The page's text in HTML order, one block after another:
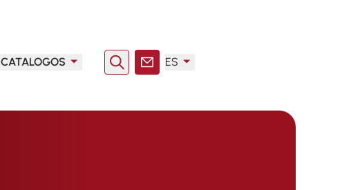
CATALOGOS Buscar enContacto
ES